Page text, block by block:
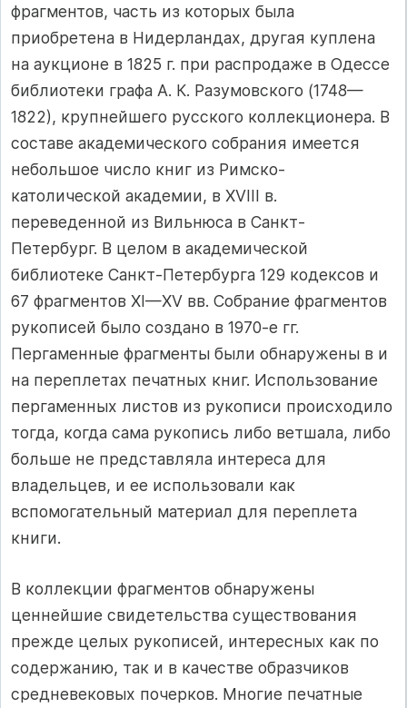
фрагментов, часть из которых была
приобретена в Нидерландах, другая куплена
на аукционе в 1825 г. при распродаже в Одессе
библиотеки графа А. К. Разумовского (1748—
1822), крупнейшего русского коллекционера. В
составе академического собрания имеется
небольшое число книг из Римско-
католической академии, в XVIII в.
переведенной из Вильнюса в Санкт-
Петербург. В целом в академической
библиотеке Санкт-Петербурга 129 кодексов и
67 фрагментов XI—XV вв. Собрание фрагментов
рукописей было создано в 1970-е гг.
Пергаменные фрагменты были обнаружены в и
на переплетах печатных книг. Использование
пергаменных листов из рукописи происходило
тогда, когда сама рукопись либо ветшала, либо
больше не представляла интереса для
владельцев, и ее использовали как
вспомогательный материал для переплета
книги.
В коллекции фрагментов обнаружены
ценнейшие свидетельства существования
прежде целых рукописей, интересных как по
содержанию, так и в качестве образчиков
средневековых почерков. Многие печатные